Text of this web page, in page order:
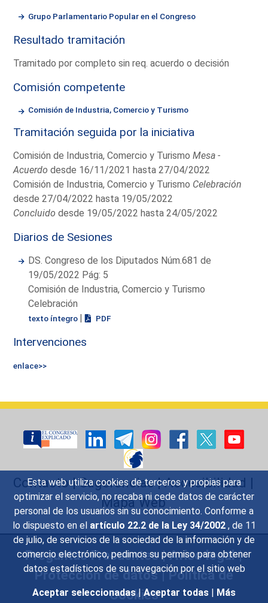
Esta web utiliza cookies de terceros y propias para
optimizar el servicio, no recaba ni cede datos de carácter
personal de los usuarios sin su conocimiento. Conforme a
lo dispuesto en el artículo 22.2 de la Ley 34/2002 , de 11
de julio, de servicios de la sociedad de la información y de
comercio electrónico, pedimos su permiso para obtener
datos estadísticos de su navegación por el sitio web
Aceptar seleccionadas | Aceptar todas | Más
Grupo Parlamentario Popular en el Congreso
Resultado tramitación
Tramitado por completo sin req. acuerdo o decisión
Comisión competente
Comisión de Industria, Comercio y Turismo
Tramitación seguida por la iniciativa
Comisión de Industria, Comercio y TurismoMesa -
Acuerdo desde 16/11/2021 hasta 27/04/2022
Comisión de Industria, Comercio y Turismo Celebración
desde 27/04/2022 hasta 19/05/2022
Concluido desde 19/05/2022 hasta 24/05/2022
Diarios de Sesiones
DS. Congreso de los Diputados Núm.681 de
19/05/2022 Pág: 5
Comisión de Industria, Comercio y Turismo
Celebración
texto íntegro | PDF
Intervenciones
enlace>>
Contacto|Sugerencias|Accesibilidad |
Mapa Web
Preguntas Frecuentes|Aviso legal|
Protección de datos|Política de
Cookies